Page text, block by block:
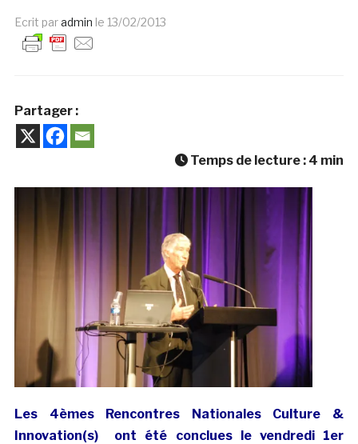
Ecrit paradmin le 13/02/2013
Partager :
Temps de lecture : 4 min
Les 4èmes Rencontres Nationales Culture &
Innovation(s) ont été conclues le vendredi 1er